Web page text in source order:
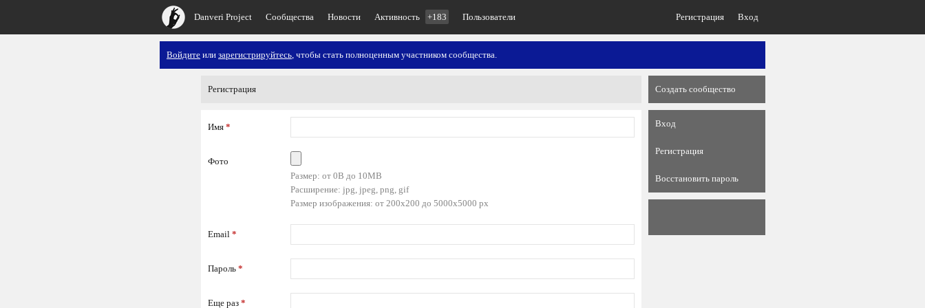
Danveri Project Сообщества Новости Активность +183 Пользователи Регистрация Вход
Войдите или зарегистрируйтесь, чтобы стать полноценным участником сообщества.
Регистрация
Имя *
Фото
Размер: от 0B до 10MB
Расширение: jpg, jpeg, png, gif
Размер изображения: от 200x200 до 5000x5000 px
Email *
Пароль *
Еще раз *
Создать сообщество
Вход
Регистрация
Восстановить пароль